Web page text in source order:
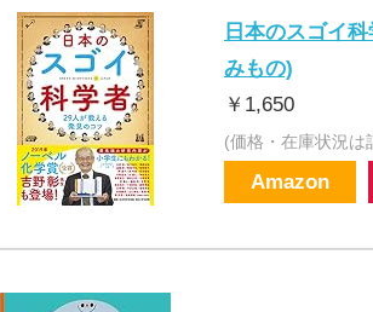
日本のスゴイ
みもの)
￥1,650
(価格・在庫状況は
Amazon